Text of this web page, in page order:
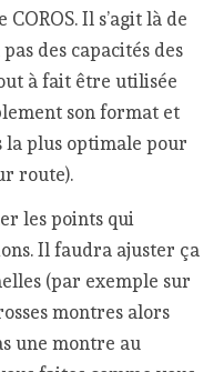
Il s’agit là de
des capacités des
à fait être utilisée
son format et
la plus optimale pour
route).
les points qui
Il faudra ajuster ça
(par exemple sur
montres alors
une montre au